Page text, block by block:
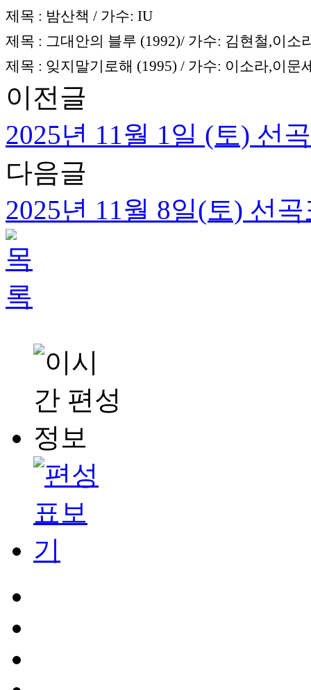
제목 : 밤산책 / 가수: IU
제목 : 그대안의 블루 (1992)/ 가수: 김현철,이소
제목 : 잊지말기로해 (1995) / 가수: 이소라,이문
이전글
2025년 11월 1일 (토) 선
다음글
2025년 11월 8일(토) 선곡